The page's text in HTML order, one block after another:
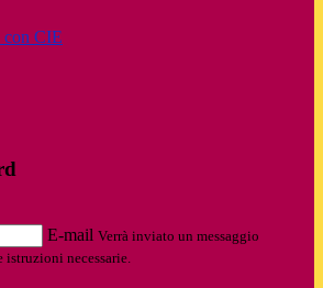
con CIE
E-mail Verrà inviato un messaggio
necessarie.